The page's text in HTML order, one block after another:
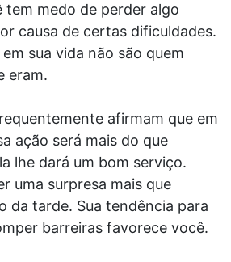
tem medo de perder algo
causa de certas dificuldades.
sua vida não são quem
eram.
afirmam que em
ação será mais do que
lhe dará um bom serviço.
uma surpresa mais que
da tarde. Sua tendência para
barreiras favorece você.